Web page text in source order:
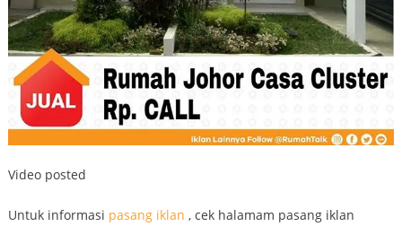
Video posted
Untuk informasi pasang iklan , cek halamam pasang iklan